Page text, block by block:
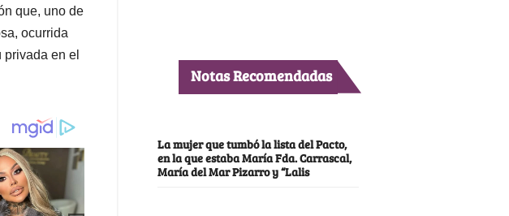
que, uno de
ocurrida
en el
Notas Recomendadas
La mujer que tumbó la lista del Pacto,
en la que estaba María Fda. Carrascal,
María del Mar Pizarro y “Lalis